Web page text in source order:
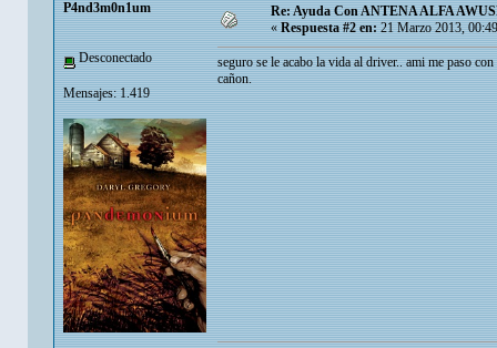
P4nd3m0n1um
Desconectado
Mensajes: 1.419
Re: Ayuda Con ANTENA ALFA
«Respuesta #2 en:21 Marzo 2013,
seguro se le acabo la vida al driver.. ami me paso
cañon.